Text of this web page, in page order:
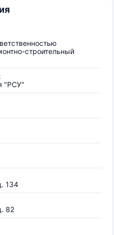
строительный
"РСУ"
134
82